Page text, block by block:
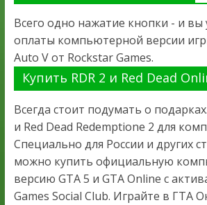
Всего одно нажатие кнопки - и вы
оплаты компьютерной версии
Auto V от Rockstar Games.
Купить RDR 2 и Red Dead
Всегда стоит подумать о
и Red Dead Redemptione 2 для
Специально для России и других
можно купить официальную
версию GTA 5 и GTA Online с
Games Social Club. Играйте в ГТА